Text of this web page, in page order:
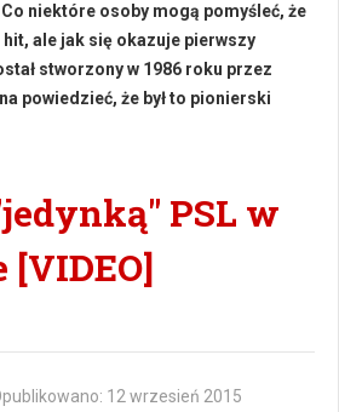
niektóre osoby mogą pomyśleć, że
ale jak się okazuje pierwszy
stworzony w 1986 roku przez
powiedzieć, że był to pionierski
PSL w
[VIDEO]
12 wrzesień 2015